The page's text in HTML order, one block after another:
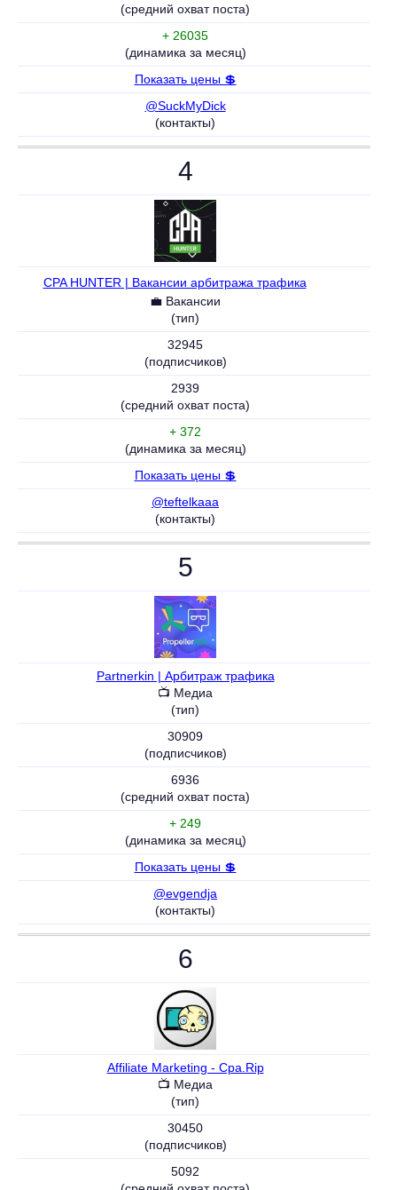
(средний охват поста)
+ 26035
(динамика за месяц)
Показать цены 💲
@SuckMyDick
(контакты)
4
CPA HUNTER | Вакансии арбитража трафика
💼 Вакансии
(тип)
32945
(подписчиков)
2939
(средний охват поста)
+ 372
(динамика за месяц)
Показать цены 💲
@teftelkaaa
(контакты)
5
Partnerkin | Арбитраж трафика
📺 Медиа
(тип)
30909
(подписчиков)
6936
(средний охват поста)
+ 249
(динамика за месяц)
Показать цены 💲
@evgendja
(контакты)
6
Affiliate Marketing - Cpa.Rip
📺 Медиа
(тип)
30450
(подписчиков)
5092